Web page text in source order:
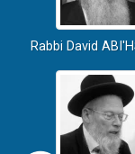
Rabbi David